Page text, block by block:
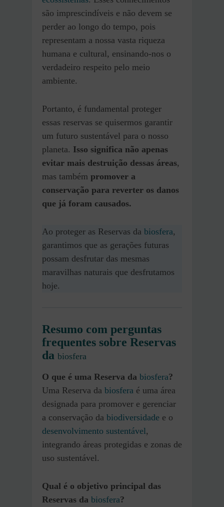
são imprescindíveis e não devem se
perder ao longo do tempo, pois
representam a nossa vasta riqueza
humana e cultural, ensinando-nos o
verdadeiro respeito pelo meio
ambiente.
Portanto, é fundamental proteger
essas reservas se quisermos garantir
um futuro sustentável para o nosso
planeta. Isso significa não apenas
evitar mais destruição dessas áreas,
mas também promover a
conservação para reverter os danos
que já foram causados.
Ao proteger as Reservas da biosfera,
garantimos que as gerações futuras
possam desfrutar das mesmas
maravilhas naturais que desfrutamos
hoje.
Resumo com perguntas
frequentes sobre Reservas
da biosfera
O que é uma Reserva da biosfera?
Uma Reserva da biosfera é uma área
designada para promover e gerenciar
a conservação da biodiversidade e o
desenvolvimento sustentável,
integrando áreas protegidas e zonas de
uso sustentável.
Qual é o objetivo principal das
Reservas da biosfera?